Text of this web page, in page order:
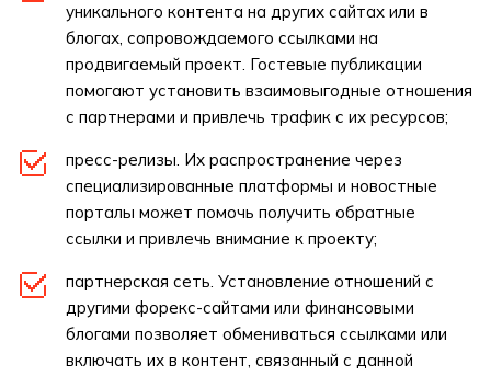
уникального контента на других сайтах или в
блогах, сопровождаемого ссылками на
продвигаемый проект. Гостевые публикации
помогают установить взаимовыгодные отношения
с партнерами и привлечь трафик с их ресурсов;
пресс-релизы. Их распространение через
специализированные платформы и новостные
порталы может помочь получить обратные
ссылки и привлечь внимание к проекту;
партнерская сеть. Установление отношений с
другими форекс-сайтами или финансовыми
блогами позволяет обмениваться ссылками или
включать их в контент, связанный с данной